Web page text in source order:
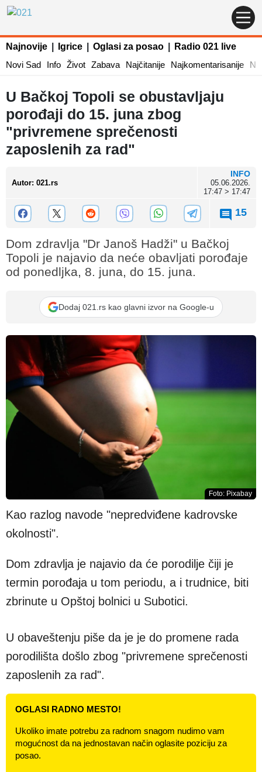
Najnovije Igrice Oglasi za posao
Radio 021 live
Novi Sad
Info Život Zabava Najčitanije Najkomentarisanije
U Bačkoj Topoli se obustavljaju
porođaji do 15. juna zbog
"privremene sprečenosti
zaposlenih za rad"
Autor: 021.rs
INFO
05.06.2026.
17:47 > 17:47
15
Dom zdravlja "Dr Janoš Hadži" u Bačkoj
Topoli je najavio da neće obavljati porođaje
od ponedljka, 8. juna, do 15. juna.
Dodaj 021.rs kao glavni izvor na Google-u
Foto: Pixabay
Kao razlog navode "nepredviđene kadrovske
okolnosti".
Dom zdravlja je najavio da će porodilje čiji je
termin porođaja u tom periodu, a i trudnice, biti
zbrinute u Opštoj bolnici u Subotici.
U obaveštenju piše da je je do promene rada
porodilišta došlo zbog "privremene sprečenosti
zaposlenih za rad".
OGLASI RADNO MESTO!
Ukoliko imate potrebu za radnom snagom nudimo vam
mogućnost da na jednostavan način oglasite poziciju za
posao.